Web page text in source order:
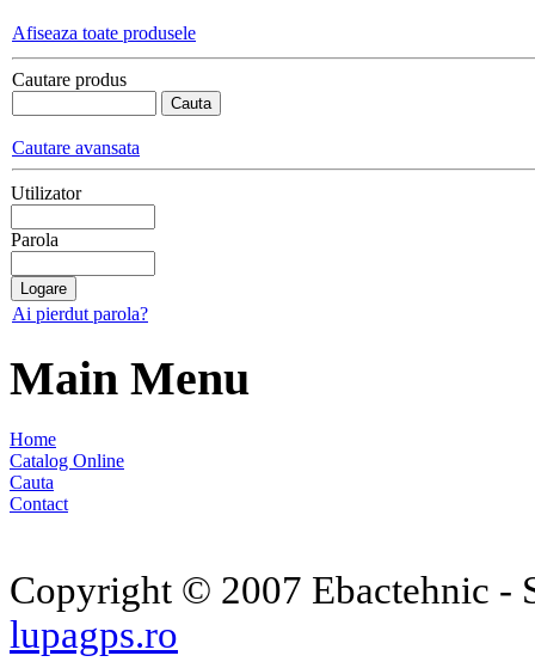
Afiseaza toate produsele
Cautare produs
Cautare avansata
Utilizator
Parola
Ai pierdut parola?
Main Menu
Home
Catalog Online
Cauta
Contact
Copyright © 2007 Ebactehnic -
lupagps.ro